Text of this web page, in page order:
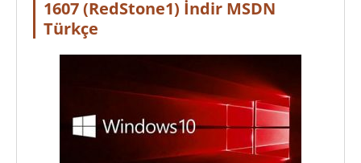
1607 (RedStone1) İndir MSDN
Türkçe